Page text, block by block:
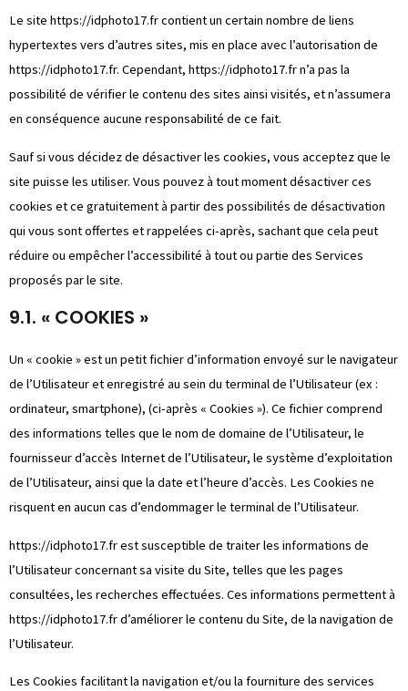
Le site https://idphoto17.frcontient un certain nombre de liens
hypertextes vers d’autres sites, mis en place avec l’autorisation de
https://idphoto17.fr. Cependant, https://idphoto17.frn’a pas la
possibilité de vérifier le contenu des sites ainsi visités, et n’assumera
en conséquence aucune responsabilité de ce fait.
Sauf si vous décidez de désactiver les cookies, vous acceptez que le
site puisse les utiliser. Vous pouvez à tout moment désactiver ces
cookies et ce gratuitement à partir des possibilités de désactivation
qui vous sont offertes et rappelées ci-après, sachant que cela peut
réduire ou empêcher l’accessibilité à tout ou partie des Services
proposés par le site.
9.1. « COOKIES »
Un « cookie » est un petit fichier d’information envoyé sur le navigateur
de l’Utilisateur et enregistré au sein du terminal de l’Utilisateur (ex :
ordinateur, smartphone), (ci-après « Cookies »). Ce fichier comprend
des informations telles que le nom de domaine de l’Utilisateur, le
fournisseur d’accès Internet de l’Utilisateur, le système d’exploitation
de l’Utilisateur, ainsi que la date et l’heure d’accès. Les Cookies ne
risquent en aucun cas d’endommager le terminal de l’Utilisateur.
https://idphoto17.frest susceptible de traiter les informations de
l’Utilisateur concernant sa visite du Site, telles que les pages
consultées, les recherches effectuées. Ces informations permettent à
https://idphoto17.frd’améliorer le contenu du Site, de la navigation de
l’Utilisateur.
Les Cookies facilitant la navigation et/ou la fourniture des services